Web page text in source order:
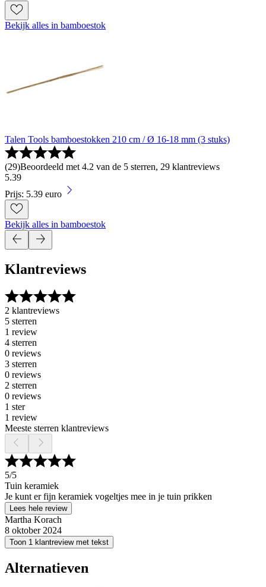
Bekijk alles in bamboestok
Talen Tools bamboestokken 210 cm / Ø 16-18 mm (3 stuks)
(29)Beoordeeld met 4.2 van de 5 sterren, 29 klantreviews
5.39
Prijs: 5.39 euro
Bekijk alles in bamboestok
Klantreviews
2 klantreviews
5 sterren
1 review
4 sterren
0 reviews
3 sterren
0 reviews
2 sterren
0 reviews
1 ster
1 review
Meeste sterren klantreviews
5/5
Tuin keramiek
Je kunt er fijn keramiek vogeltjes mee in je tuin prikken
Lees hele review
Martha Korach
8 oktober 2024
Toon 1 klantreview met tekst
Alternatieven